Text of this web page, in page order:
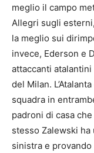
meglio il campo
Allegri sugli
la meglio sui
invece, Ederson e
attaccanti
del Milan.
squadra in
padroni di casa
stesso Zalewski ha
sinistra e